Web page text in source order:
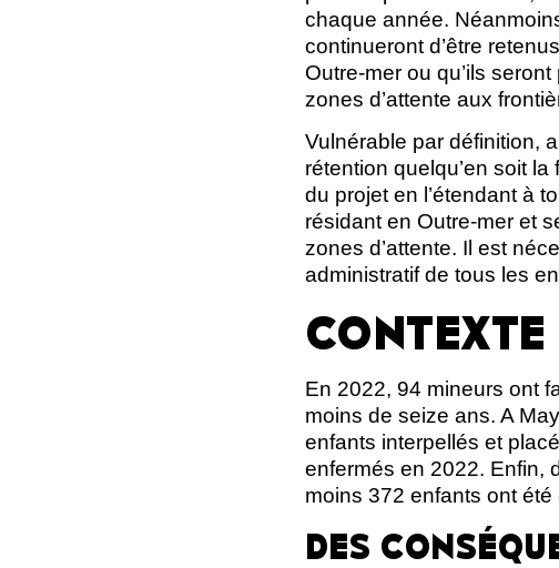
chaque année.
continueront d’être
Outre-mer ou qu’ils
zones d’attente aux
Vulnérable par définition,
rétention quelqu’en soit
du projet en l’étendant à
résidant en Outre-mer et
zones d’attente. Il est
administratif de tous les
CONTEXTE
En 2022, 94 mineurs ont
moins de seize ans. A
enfants interpellés et
enfermés en 2022. Enfin,
moins 372 enfants ont été
DES